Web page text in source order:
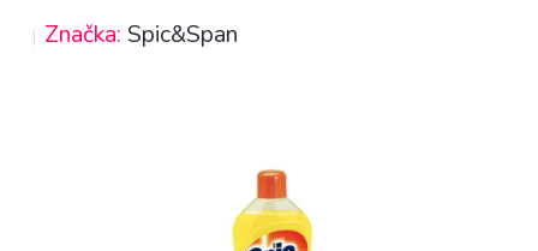
Značka: Spic&Span